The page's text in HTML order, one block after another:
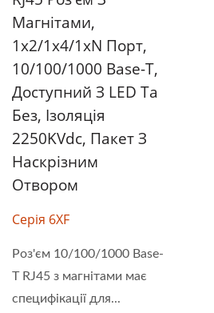
Магнітами,
1x2/1x4/1xN Порт,
10/100/1000 Base-T,
Доступний З LED Та
Без, Ізоляція
2250KVdc, Пакет З
Наскрізним
Отвором
Серія 6XF
Роз'єм 10/100/1000 Base-
T RJ45 з магнітами має
специфікації для...